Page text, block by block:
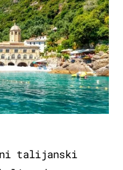
talijanski